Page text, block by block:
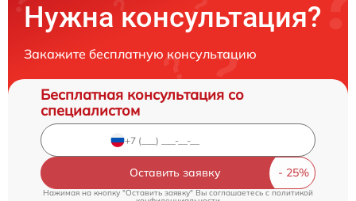
Нужна консультация?
Закажите бесплатную консультацию
Бесплатная консультация со
специалистом
Оставить заявку
Нажимая на кнопку "Оставить заявку" Вы соглашаетесь cполитикой